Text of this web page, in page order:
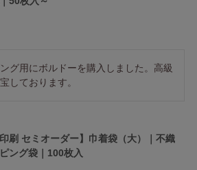
グ用にボルドーを購入しました。高級
しております。
印刷 セミオーダー】巾着袋（大）｜不織
ング袋｜100枚入